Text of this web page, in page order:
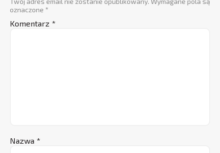
oznaczone *
Komentarz *
Nazwa *